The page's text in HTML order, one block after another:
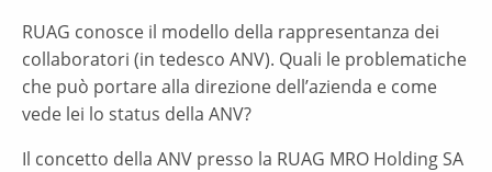
RUAG conosce il modello della rappresentanza dei
collaboratori (in tedesco ANV). Quali le problematiche
che può portare alla direzione dell’azienda e come
vede lei lo status della ANV?
Il concetto della ANV presso la RUAG MRO Holding SA